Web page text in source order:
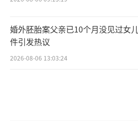
婚外胚胎案父亲已10个月没见过女
件引发热议
2026-08-06 13:03:24